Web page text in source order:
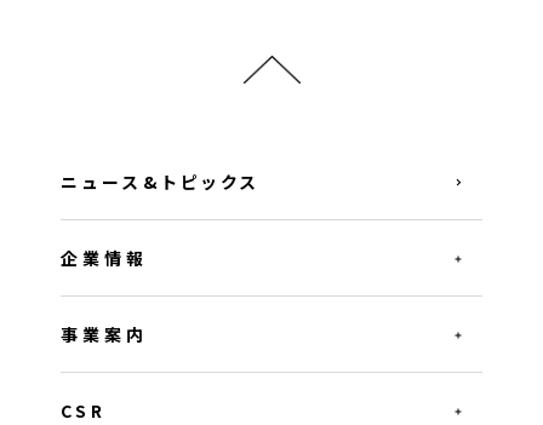
ニュース&トピックス
企業情報
事業案内
CSR